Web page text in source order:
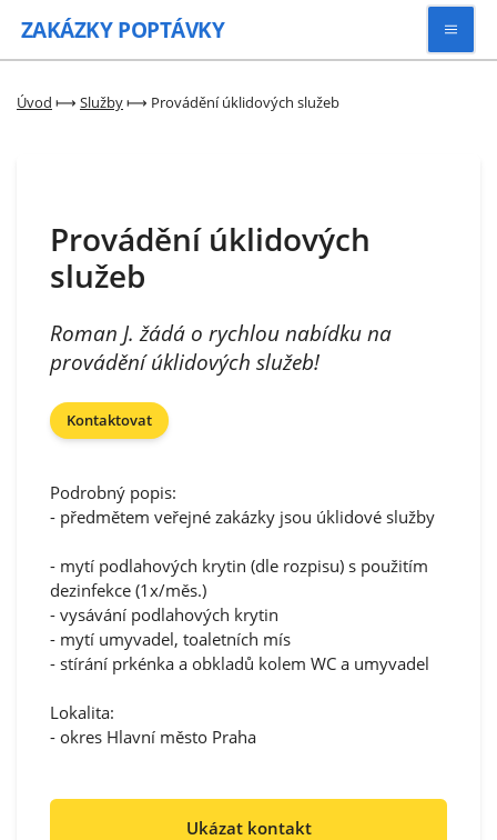
ZAKÁZKY POPTÁVKY
Vyhledávat
Kategorie
Úvod ⟼ Služby⟼ Provádění úklidových služeb
Provádění úklidových
služeb
Roman J. žádá o rychlou nabídku na
provádění úklidových služeb!
Kontaktovat
Podrobný popis:
- předmětem veřejné zakázky jsou úklidové služby
- mytí podlahových krytin (dle rozpisu) s použitím
dezinfekce (1x/měs.)
- vysávání podlahových krytin
- mytí umyvadel, toaletních mís
- stírání prkénka a obkladů kolem WC a umyvadel
Lokalita:
- okres Hlavní město Praha
Ukázat kontakt